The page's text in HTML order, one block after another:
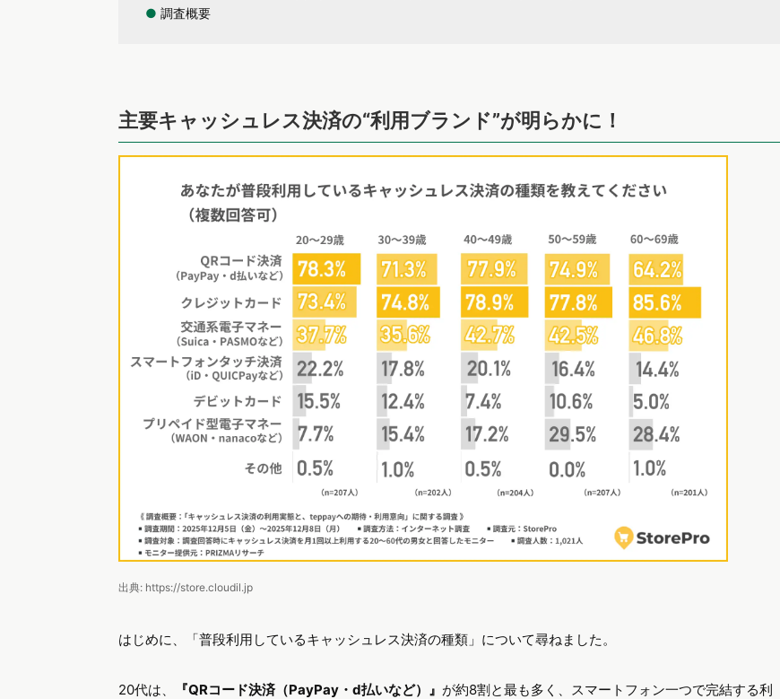
● 調査概要
主要キャッシュレス決済の“利用ブランド”が明らかに！
出典: https://store.cloudil.jp
はじめに、「普段利用しているキャッシュレス決済の種類」について尋ねました。
20代は、 『QRコード決済（PayPay・d払いなど）』 が約8割と最も多く、スマートフォン一つで完結する利